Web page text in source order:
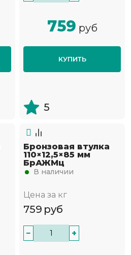
759 руб
КУПИТЬ
5
Бронзовая втулка
110×12,5×85 мм
БрАЖМц
В наличии
Цена за кг
759 руб
− +